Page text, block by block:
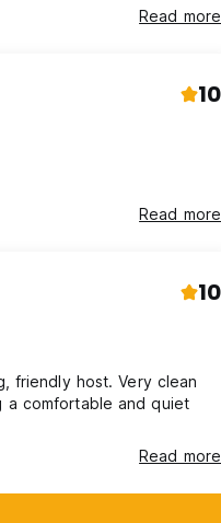
kitchen !!Read more
10
Read more
10
friendly host. Very clean
a comfortable and quiet
Read more